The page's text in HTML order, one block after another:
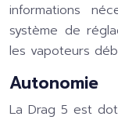
informations
système de
les vapoteurs
Autonomie
La Drag 5 est